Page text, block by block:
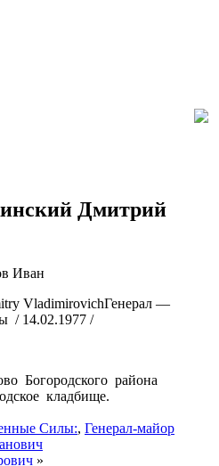
Дмитрий
Иван
Генерал —
/ 14.02.1977 /
Богородского района
кладбище.
Силы:, Генерал-майор
»